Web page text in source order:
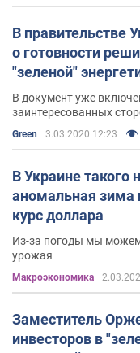
В правительстве
о готовности
"зеленой"
В документ уже
заинтересованных
Green 3.03.2020 12:23
В Украине такого
аномальная зима
курс доллара
Из-за погоды мы можем
урожая
Mакроэкономика
Заместитель
инвесторов в